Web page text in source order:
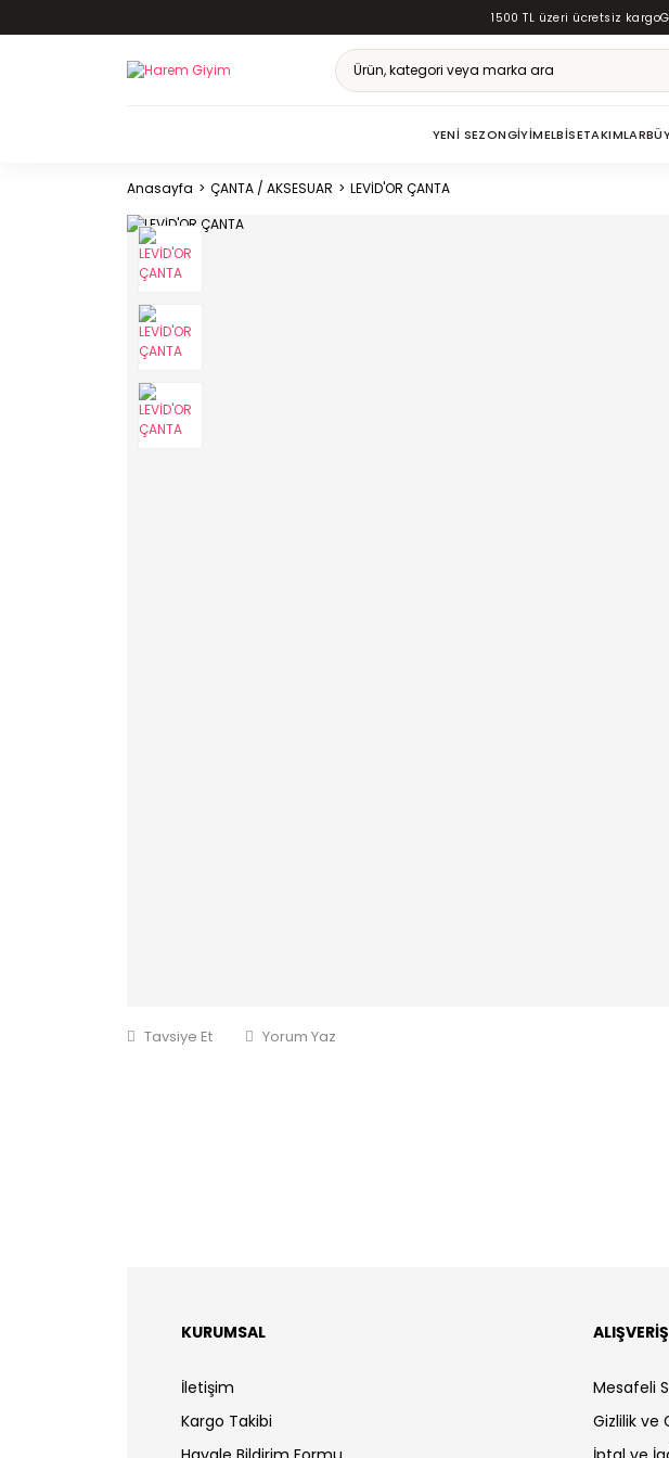
1500 TL üzeri ücretsiz kargo
YENI SEZONGIYIMELBISETAKIMLAR
Anasayfa ÇANTA / AKSESUAR LEVİD'OR ÇANTA
Tavsiye Et Yorum Yaz
KURUMSAL
İletişim
Kargo Takibi
ALIŞVERİŞ
Mesafeli
Gizlilik ve